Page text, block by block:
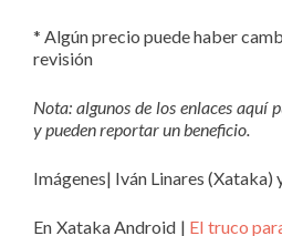
* Algún precio puede haber
revisión
Nota: algunos de los enlaces aquí
y pueden reportar un beneficio.
Imágenes| Iván Linares (Xataka)
En Xataka Android | El truco